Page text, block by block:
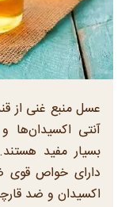
عسل منبع غنی از
آنتی اکسیدان‌ها
بسیار مفید
دارای خواص قوی
اکسیدان و ضد